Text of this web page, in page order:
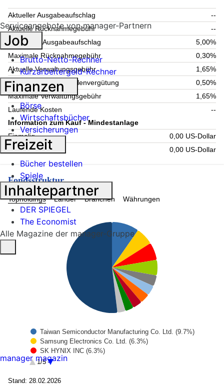
Aktueller Ausgabeaufschlag
--
Aktuelle Rücknahmegebühr
--
Maximaler Ausgabeaufschlag
5,00%
Maximale Rücknahmegebühr
0,30%
Aktuelle Verwaltungsgebühr
1,65%
Maximale Verwahrstellenvergütung
0,50%
Maximale Verwaltungsgebühr
1,65%
Laufende Kosten
--
Information zum Kauf - Mindestanlage
Einmalig
0,00 US-Dollar
Folgende
0,00 US-Dollar
Fondsstruktur
Topholdings Länder Branchen Währungen
Taiwan Semiconductor Manufacturing Co. Ltd. (9.7%)
Samsung Electronics Co. Ltd. (6.3%)
SK HYNIX INC (6.3%)
Tencent Holdings (5.5%)
Eurobank Ergasias SA (3.6%)
1/5
Stand: 28.02.2026
Serviceangebote von manager-Partnern
Job
Brutto-Netto-Rechner
Kurzarbeitergeld-Rechner
Finanzen
Börse
Wirtschaftsbücher
Versicherungen
Freizeit
Bücher bestellen
Spiele
Inhaltepartner
DER SPIEGEL
The Economist
Alle Magazine der manager-Gruppe
manager magazin